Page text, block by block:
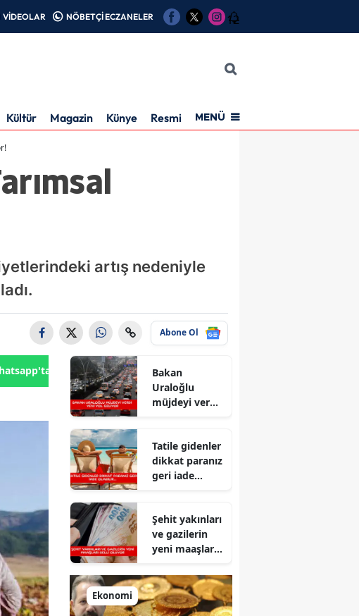
VİDEOLAR NÖBETÇİ ECZANELER 12
Kültür Magazin Künye Resmi İlanMENÜ
artış nedeniyle
Abone Ol
Gönder
Bakan
Uraloğlu
müjdeyi verdi
Tatile gidenler
dikkat paranız
geri iade
Şehit yakınları
ve gazilerin
yeni maaşları
Ekonomi